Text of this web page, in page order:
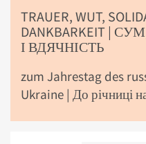
TRAUER, WUT,
DANKBARKEIT |
І ВДЯЧНІСТЬ
zum Jahrestag des
Ukraine | До річниці